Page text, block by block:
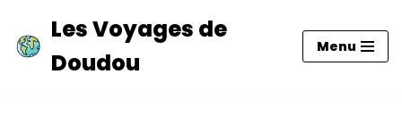
Aller
Les Voyages de
Doudou
Menu